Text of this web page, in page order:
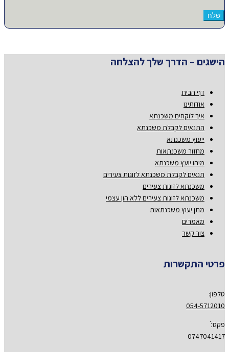
הישגים – הדרך שלך להצלחה
דף הבית
אודותינו
איך לוקחים משכנתא
התנאים לקבלת משכנתא
ייעוץ משכנתא
מחזור משכנתאות
מיהו יועץ משכנתא
תנאים לקבלת משכנתא לזוגות צעירים
משכנתא לזוגות צעירים
משכנתא לזוגות צעירים ללא הון עצמי
מתן יעוץ משכנתאות
מאמרים
צור קשר
פרטי התקשרות
טלפון:
054-5712010
פקס:ֿ
0747041417